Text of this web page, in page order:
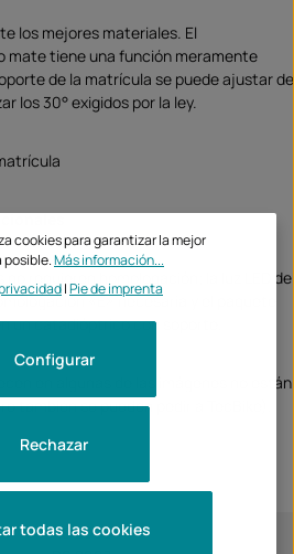
los mejores materiales. El
mate tiene una función meramente
de la matrícula se puede ajustar de
los 30° exigidos por la ley.
requieren homologación; la luz LED de
«E» necesaria y el paquete
un catadióptrico con soporte.
en algunas de las imágenes no están
también se pueden pedir a TecBike).
R6 2006
cookies para garantizar la mejor
posible.Más información...
|Pie de imprenta
Rechazar
Configurar
todas las cookies